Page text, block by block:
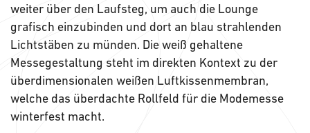
weiter über den Laufsteg, um auch die Lounge
grafisch einzubinden und dort an blau strahlenden
Lichtstäben zu münden. Die weiß gehaltene
Messegestaltung steht im direkten Kontext zu der
überdimensionalen weißen Luftkissenmembran,
welche das überdachte Rollfeld für die Modemesse
winterfest macht.